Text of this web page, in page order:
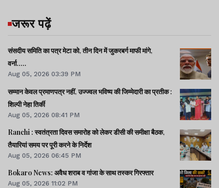
जरूर पढ़ें
संसदीय समिति का पत्र मेटा को, तीन दिन में जुकरबर्ग माफी मांगे,
वर्ना.....
Aug 05, 2026 03:39 PM
सम्मान केवल प्रमाणपत्र नहीं, उज्ज्वल भविष्य की जिम्मेदारी का प्रतीक :
शिल्पी नेहा तिर्की
Aug 05, 2026 08:41 PM
Ranchi : स्वतंत्रता दिवस समारोह को लेकर डीसी की समीक्षा बैठक,
तैयारियां समय पर पूरी करने के निर्देश
Aug 05, 2026 06:45 PM
Bokaro News: अवैध शराब व गांजा के साथ तस्कर गिरफ्तार
Aug 05, 2026 11:02 PM